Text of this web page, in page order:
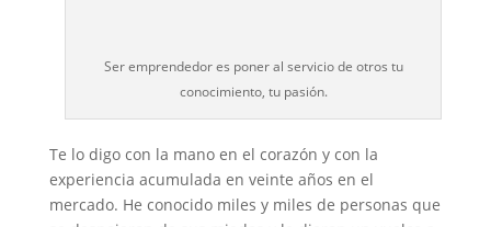
Ser emprendedor es poner al servicio de otros tu
conocimiento, tu pasión.
Te lo digo con la mano en el corazón y con la
experiencia acumulada en veinte años en el
mercado. He conocido miles y miles de personas que